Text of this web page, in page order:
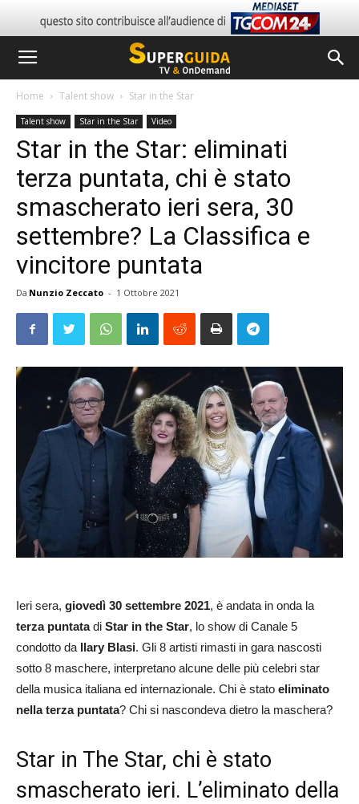
Home Talent show Star in the Star
Talent show Star in the Star Video
Star in the Star: eliminati
terza puntata, chi è stato
smascherato ieri sera, 30
settembre? La Classifica e
vincitore puntata
Da Nunzio Zeccato - 1 Ottobre 2021
Ieri sera, giovedì 30 settembre 2021, è andata in onda la
terza puntatadi Star in the Star, lo show di Canale 5
condotto da Ilary Blasi. Gli 8 artisti rimasti in gara nascosti
sotto 8 maschere, interpretano alcune delle più celebri star
della musica italiana ed internazionale. Chi è stato eliminato
nella terza puntata? Chi si nascondeva dietro la maschera?
Star in The Star, chi è stato
smascherato ieri. L’eliminato della